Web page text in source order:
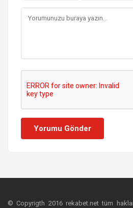
Yorumu Gönder
© Copyrigth 2016 rekabet.net tüm